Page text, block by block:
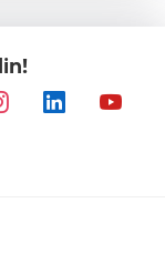
Gün!
Dönümünde
HAVUZA